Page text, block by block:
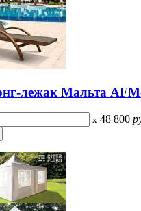
лежак Мальта
x 48 800